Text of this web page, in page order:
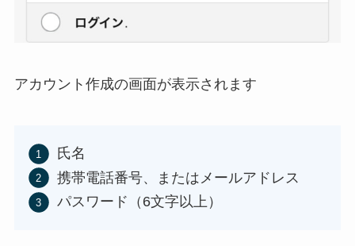
アカウント作成の画面が表示されます
氏名
携帯電話番号、またはメールアドレス
パスワード（6文字以上）